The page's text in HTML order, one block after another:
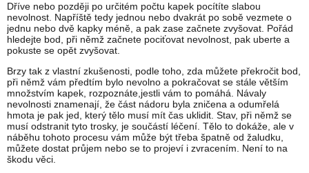
Dříve nebo později po určitém počtu kapek pocítíte slabou
nevolnost. Napříště tedy jednou nebo dvakrát po sobě vezmete o
jednu nebo dvě kapky méně, a pak zase začnete zvyšovat. Pořád
hledejte bod, při němž začnete pociťovat nevolnost, pak uberte a
pokuste se opět zvyšovat.
Brzy tak z vlastní zkušenosti, podle toho, zda můžete překročit bod,
při němž vám předtím bylo nevolno a pokračovat se stále větším
množstvím kapek, rozpoznáte,jestli vám to pomáhá. Návaly
nevolnosti znamenají, že část nádoru byla zničena a odumřelá
hmota je pak jed, který tělo musí mít čas uklidit. Stav, při němž se
musí odstranit tyto trosky, je součástí léčení. Tělo to dokáže, ale v
náběhu tohoto procesu vám může být třeba špatně od žaludku,
můžete dostat průjem nebo se to projeví i zvracením. Není to na
škodu věci.